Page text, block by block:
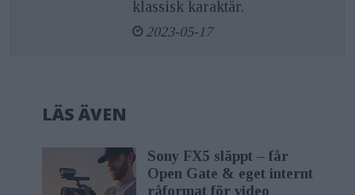
klassisk karaktär.
2023-05-17
LÄS ÄVEN
Sony FX5 släppt – får
Open Gate & eget internt
råformat för video